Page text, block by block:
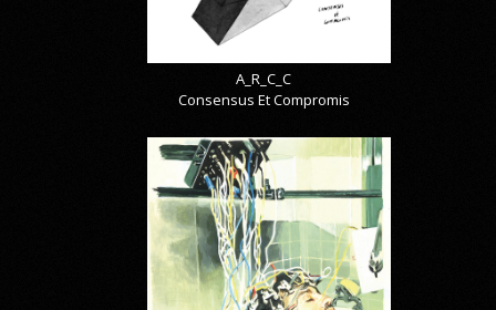
A_R_C_C
Consensus Et Compromis